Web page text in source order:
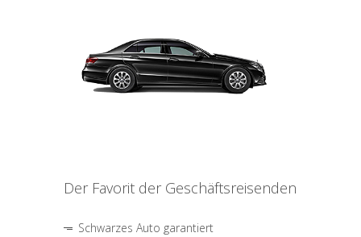
Der Favorit der Geschäftsreisenden
Schwarzes Auto garantiert